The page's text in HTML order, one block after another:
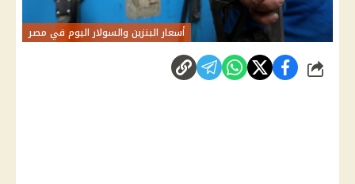
أسعار البنزين والسولار اليوم في مصر
شارك